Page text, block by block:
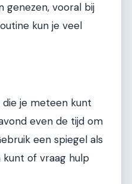
genezen, vooral bij
kun je veel
je meteen kunt
even de tijd om
een spiegel als
of vraag hulp